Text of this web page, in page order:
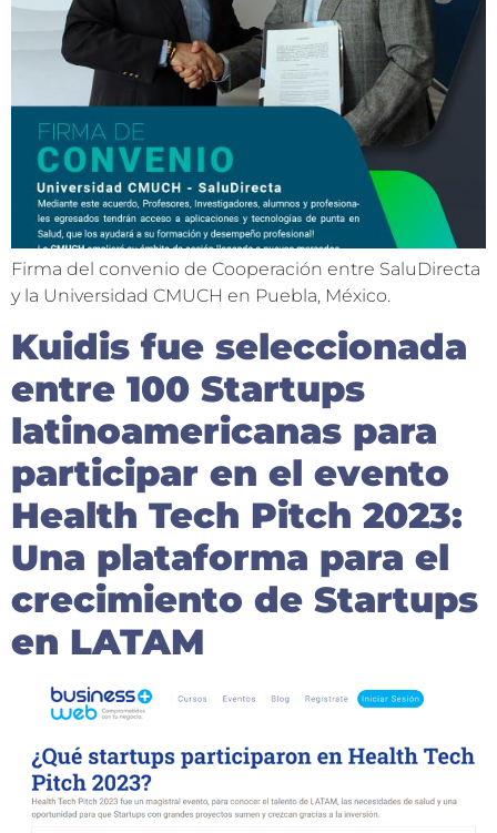
Firma del convenio de Cooperación entre SaluDirecta
y la Universidad CMUCH en Puebla, México.
Kuidis fue seleccionada
entre 100 Startups
latinoamericanas para
participar en el evento
Health Tech Pitch 2023:
Una plataforma para el
crecimiento de Startups
en LATAM